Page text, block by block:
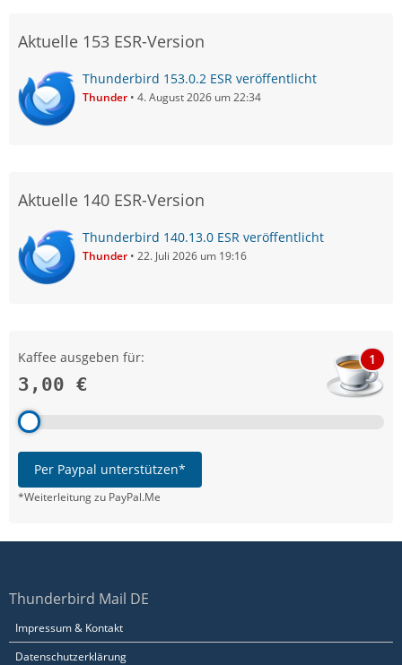
Aktuelle 153 ESR-Version
Thunderbird 153.0.2 ESR veröffentlicht
Thunder 4. August 2026 um 22:34
Aktuelle 140 ESR-Version
Thunderbird 140.13.0 ESR veröffentlicht
Thunder 22. Juli 2026 um 19:16
Kaffee ausgeben für:
3,00 €
1
Per Paypal unterstützen*
*Weiterleitung zu PayPal.Me
Thunderbird Mail DE
Impressum & Kontakt
Datenschutzerklärung